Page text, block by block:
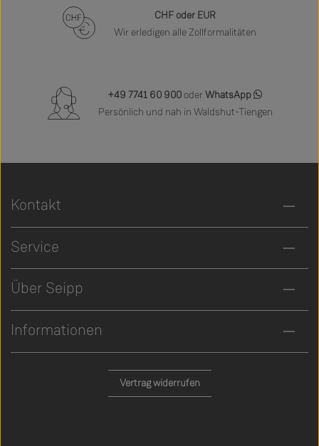
CHF oder EUR
Wir erledigen alle Zollformalitäten
+49 7741 60 900 oder WhatsApp
Persönlich und nah in Waldshut-Tiengen
Kontakt
Service
Über Seipp
Informationen
Vertrag widerrufen